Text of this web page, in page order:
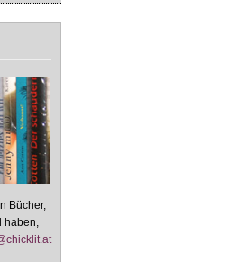
Bücher,
haben,